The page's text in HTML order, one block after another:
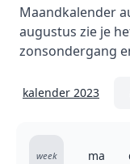
Maandkalender
augustus zie je
zonsondergang
kalender 2023
week ma